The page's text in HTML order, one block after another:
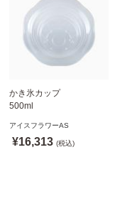
かき氷カップ
500ml
※北海道・沖縄・離島 送
料別途
アイスフラワーAS
¥16,313 (税込)